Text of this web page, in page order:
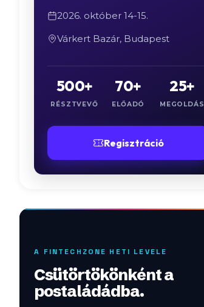
2026. október 14-15.
Várkert Bazár, Budapest
500+
RÉSZTVEVŐ
70+
ELŐADÓ
25+
MEGOLDÁS
Regisztráció
A FINTECHZONE HETI LEVELE
Csütörtökönként a
postaládádba.